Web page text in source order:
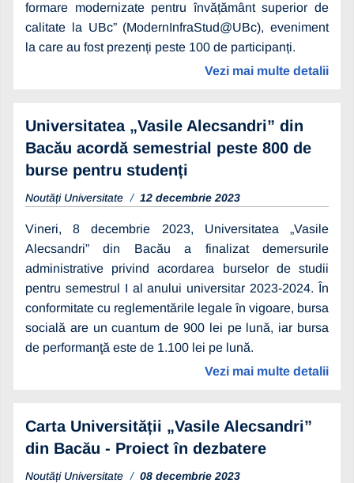
formare modernizate pentru învățământ superior de
calitate la UBc” (ModernInfraStud@UBc), eveniment
la care au fost prezenți peste 100 de participanți.
Vezi mai multe detalii
Universitatea „Vasile Alecsandri” din
Bacău acordă semestrial peste 800 de
burse pentru studenți
Noutăți Universitate 12 decembrie 2023
Vineri, 8 decembrie 2023, Universitatea „Vasile
Alecsandri” din Bacău a finalizat demersurile
administrative privind acordarea burselor de studii
pentru semestrul I al anului universitar 2023-2024. În
conformitate cu reglementările legale în vigoare, bursa
socială are un cuantum de 900 lei pe lună, iar bursa
de performanţă este de 1.100 lei pe lună.
Vezi mai multe detalii
Carta Universității „Vasile Alecsandri”
din Bacău - Proiect în dezbatere
Noutăți Universitate 08 decembrie 2023